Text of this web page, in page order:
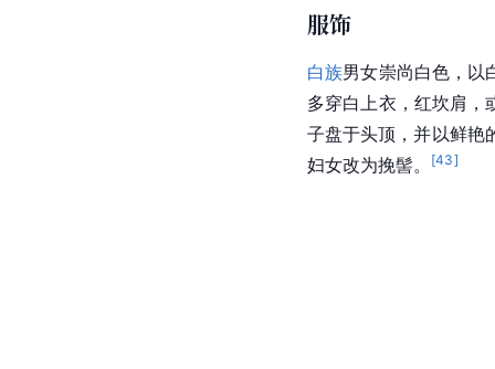
服饰
白族男女崇尚白色，以
多穿白上衣，红坎肩，
子盘于头顶，并以鲜艳
妇女改为挽髻。
[43]